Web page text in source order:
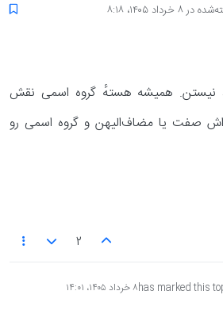
یا گروه مسندی ؟
در۸ خرداد ۱۴۰۵،‏ ۸:۱۸
ویرایش توسط انجام شده
نیستن. همیشه هستهٔ گروه اسمی نقش
صفت یا مضاف‌الیهن و گروه اسمی رو
2
has marked this۸ خرداد ۱۴۰۵،‏ ۱۴:۰۱